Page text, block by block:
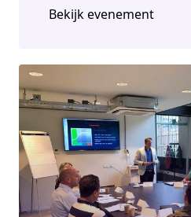
Bekijk evenement